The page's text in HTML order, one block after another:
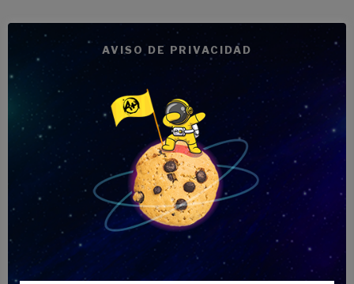
6 motivos por los
que elegir
Academia Avenida
Andalucía
AVISO DE PRIVACIDAD